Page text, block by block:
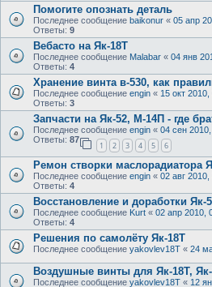
Помогите опознать деталь
Последнее сообщение baikonur « 05 апр
Ответы: 9
Вебасто на Як-18Т
Последнее сообщение Malabar « 04 янв
Ответы: 4
Хранение винта в-530, как
Последнее сообщение engin « 15 окт 2010,
Ответы: 3
Запчасти на Як-52, М-14П - где
Последнее сообщение engin « 04 сен
Ответы: 87
1 2 3 4 5 6
Ремон створки маслорадиатора
Последнее сообщение engin « 02 авг 2010,
Ответы: 4
Восстановление и доработки Як-
Последнее сообщение Kurt « 02 апр 2010,
Ответы: 4
Решения по самолёту Як-18Т
Последнее сообщение yakovlev18T « 24
Воздушные винты для Як-18Т,
Последнее сообщение yakovlev18T « 12